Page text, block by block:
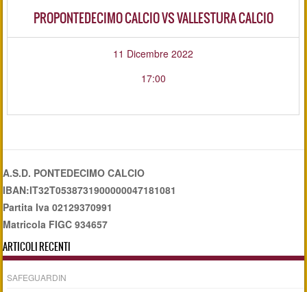
PROPONTEDECIMO CALCIO VS VALLESTURA CALCIO
11 Dicembre 2022
17:00
A.S.D. PONTEDECIMO CALCIO
IBAN:IT32T0538731900000047181081
Partita Iva 02129370991
Matricola FIGC 934657
ARTICOLI RECENTI
SAFEGUARDIN